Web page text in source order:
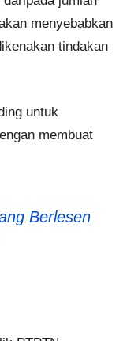
menyebabkan
tindakan
untuk
membuat
Berlesen